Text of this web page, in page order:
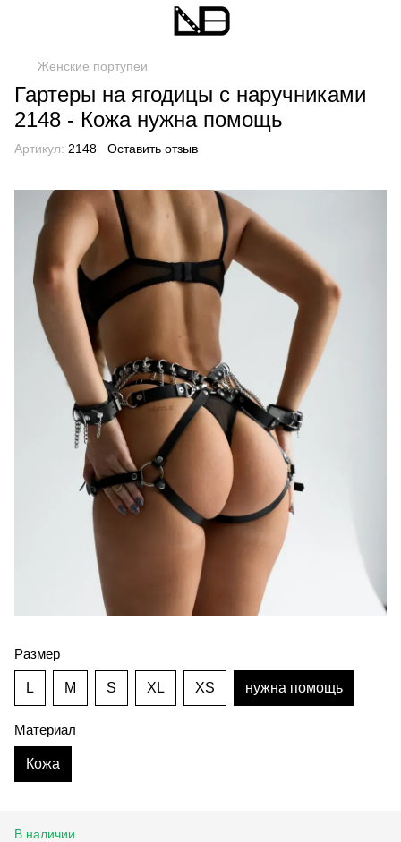
Женские портупеи
Гартеры на ягодицы с наручниками
2148 - Кожа нужна помощь
Артикул: 2148 Оставить отзыв
Размер
L M S XL XS нужна помощь
Материал
Кожа
В наличии